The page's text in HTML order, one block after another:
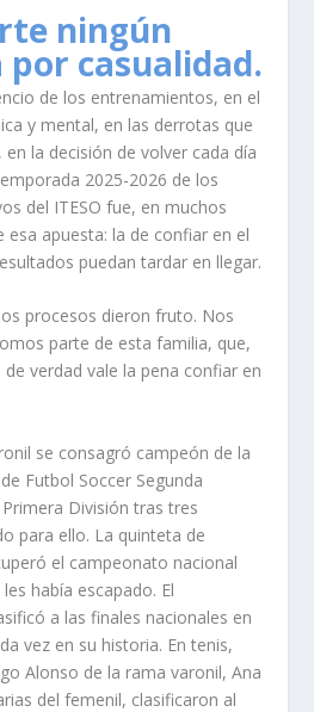
ningún
por casualidad.
de los entrenamientos, en el
y mental, en las derrotas que
la decisión de volver cada día
2025-2026 de los
del ITESO fue, en muchos
esa apuesta: la de confiar en el
puedan tardar en llegar.
procesos dieron fruto. Nos
parte de esta familia, que,
verdad vale la pena confiar en
se consagró campeón de la
Futbol Soccer Segunda
División tras tres
para ello. La quinteta de
el campeonato nacional
había escapado. El
a las finales nacionales en
vez en su historia. En tenis,
Alonso de la rama varonil, Ana
del femenil, clasificaron al